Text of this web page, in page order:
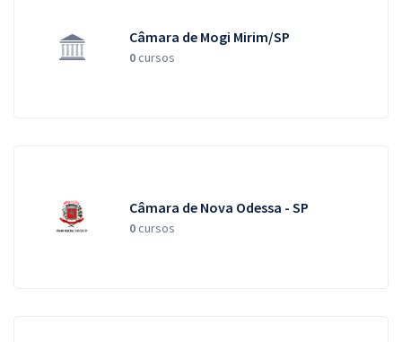
Câmara de Mogi Mirim/SP
0cursos
Câmara de Nova Odessa - SP
0cursos